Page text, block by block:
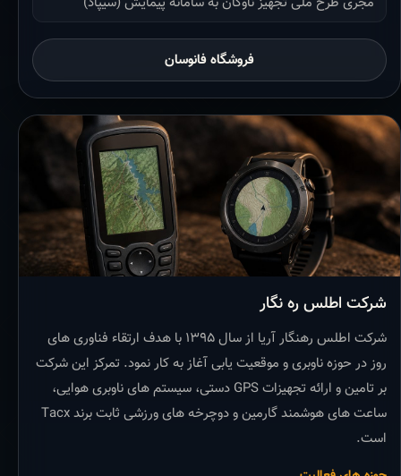
فروشگاه فانوسان
شرکت اطلس ره نگار
شرکت اطلس رهنگار آریا از سال ۱۳۹۵ با هدف ارتقاء فناوری های
روز در حوزه ناوبری و موقعیت یابی آغاز به کار نمود. تمرکز این شرکت
بر تامین و ارائه تجهیزات GPS دستی، سیستم های ناوبری هوایی،
ساعت های هوشمند گارمین و دوچرخه های ورزشی ثابت برند Tacx
است.